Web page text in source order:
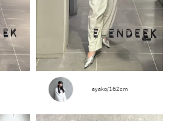
ayako/162cm